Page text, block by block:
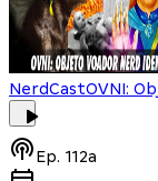
NerdCastOVNI:
Ep. 112a